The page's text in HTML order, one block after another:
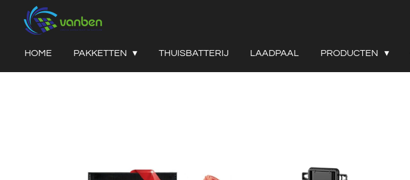
direct
HOME PAKKETTEN THUISBATTERIJ LAADPAAL PRODUCTEN